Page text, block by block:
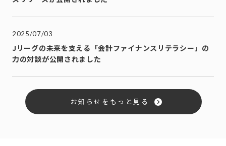
2025/07/03
Jリーグの未来を支える「会計ファイナンスリテラシー」の
力の対談が公開されました
お知らせをもっと見る